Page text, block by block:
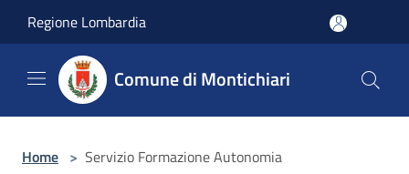
Regione Lombardia
Comune di Montichiari
Home > Servizio Formazione Autonomia